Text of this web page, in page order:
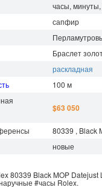
часы, минуты,
сапфир
Браслет
раскладная
100 м
$63 050
80339 , Black
новые
80339 Black MOP Datejust
#часы Rolex.